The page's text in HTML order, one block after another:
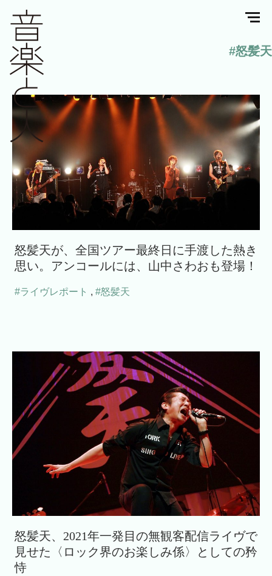
#怒髪天
怒髪天が、全国ツアー最終日に手渡した熱き
思い。アンコールには、山中さわおも登場！
#ライヴレポート , #怒髪天
怒髪天、2021年一発目の無観客配信ライヴで
見せた〈ロック界のお楽しみ係〉としての矜
恃